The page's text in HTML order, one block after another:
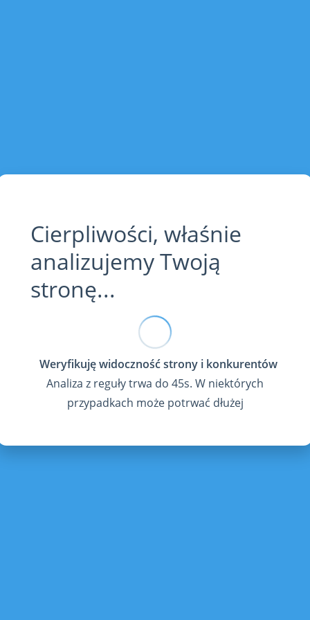
Cierpliwości, właśnie
analizujemy Twoją
stronę...
Analiza z reguły trwa do 45s. W niektórych
przypadkach może potrwać dłużej